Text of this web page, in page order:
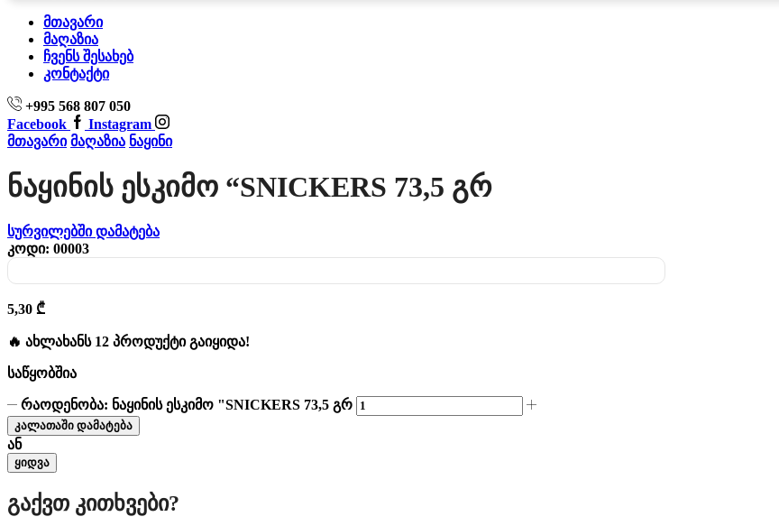
მთავარი
მაღაზია
ჩვენს შესახებ
კონტაქტი
+995 568 807 050
Facebook
Instagram
მთავარი მაღაზია ნაყინი
Ნაყინის Ესკიმო “SNICKERS 73,5 Გრ
სურვილებში დამატება
კოდი: 00003
5,30 ₾
🔥 ახლახანს 12 პროდუქტი გაიყიდა!
საწყობშია
რაოდენობა: ნაყინის ესკიმო "SNICKERS 73,5 გრ
კალათაში დამატება
ან
ყიდვა
Გაქვთ Კითხვები?